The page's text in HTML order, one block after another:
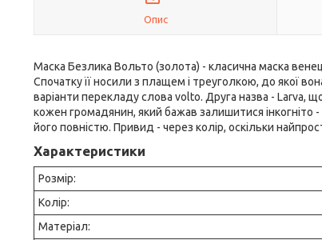
Опис
Маска Безлика Вольто (золота) - класична маска
Спочатку її носили з плащем і треуголкою, до якої
варіанти перекладу слова volto. Друга назва - Larva,
кожен громадянин, який бажав залишитися
його повністю. Привид - через колір, оскільки
Характеристики
Розмір:
Колір:
Матеріал: